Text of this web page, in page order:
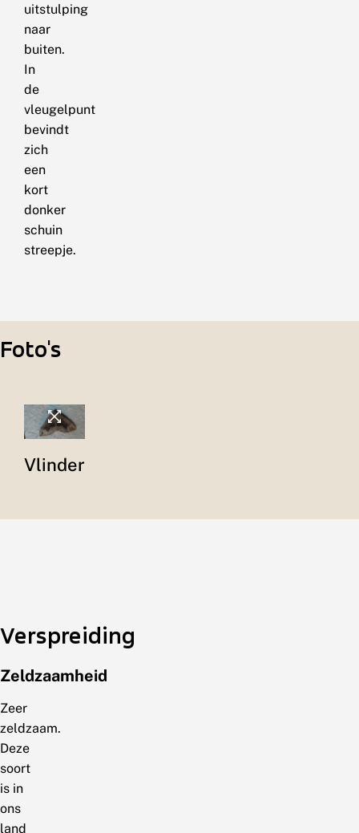
uitstulping
naar
buiten.
In
de
vleugelpunt
bevindt
zich
een
kort
donker
schuin
streepje.
Foto's
Vlinder
Verspreiding
Zeldzaamheid
Zeer
zeldzaam.
Deze
soort
is in
ons
land